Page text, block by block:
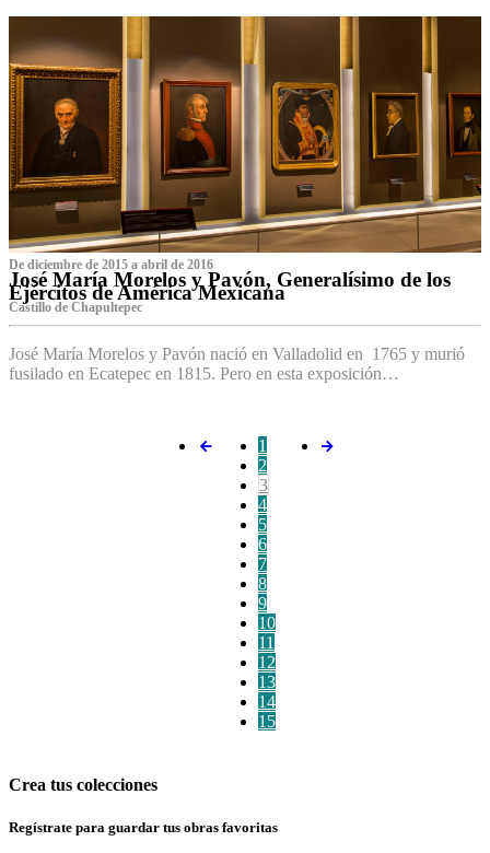
De diciembre de 2015 a abril de 2016
José María Morelos y Pavón, Generalísimo de los
Ejércitos de América Mexicana
C‌astillo de Chapultepec
José María Morelos y Pavón nació en Valladolid en 1765 y murió
fusilado en Ecatepec en 1815. Pero en esta exposición…
1
2
3
4
5
6
7
8
9
10
11
12
13
14
15
Crea tus colecciones
Regístrate para guardar tus obras favoritas